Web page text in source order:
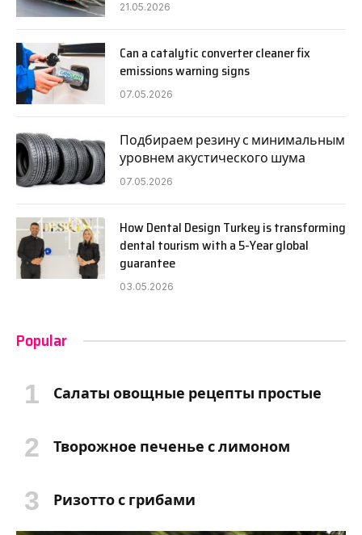
21.05.2026
Can a catalytic converter cleaner fix
emissions warning signs
07.05.2026
Подбираем резину с минимальным
уровнем акустического шума
07.05.2026
How Dental Design Turkey is transforming
dental tourism with a 5-Year global
guarantee
03.05.2026
Popular
Салаты овощные рецепты простые
Творожное печенье с лимоном
Ризотто с грибами